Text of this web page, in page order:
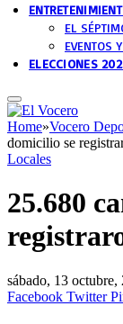
EL
EVENTOS
ELECCIONES
Home»Vocero
domicilio se
Locales
25.680
sábado, 13 octubre,
Facebook Twitter